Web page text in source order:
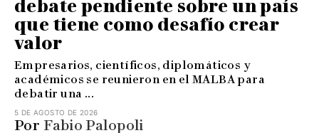
debate pendiente sobre un país
que tiene como desafío crear
valor
Empresarios, científicos, diplomáticos y
académicos se reunieron en el MALBA para
debatir una ...
5 DE AGOSTO DE 2026
Fabio Palopoli
Por